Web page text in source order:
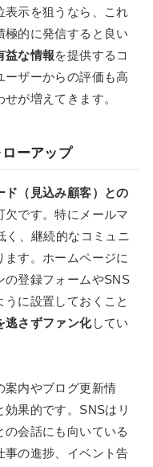
表示を狙うなら、これ
極的に発信すると良い
益な情報を提供するコ
ーザーからの評価も高
が増えてきます。
ーアップ
ド（見込み顧客）との
です。特にメールマ
く、継続的なコミュニ
す。ホームページに
の登録フォームやSNS
に設置しておくこと
逃さずファン化してい
案内やブログ更新情
果的です。SNSはリ
会話にも向いている
事の進捗、イベント告